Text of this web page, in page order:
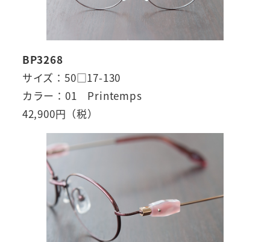
BP3268
サイズ：50□17-130
カラー：01 Printemps
42,900円（税）